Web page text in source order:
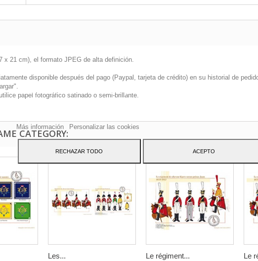
x 21 cm), el formato JPEG de alta definición.
disponible después del pago (Paypal, tarjeta de crédito) en su historial de
papel fotográfico satinado o semi-brillante.
CATEGORY:
Les... Le régiment... Le
Este sitio web utiliza cookies propias y de terceros para mejorar nuestros servicios y
mostrarle publicidad relacionada con sus preferencias mediante el análisis de sus
Más información
Personalizar las cookies
RECHAZAR TODO ACEPTO